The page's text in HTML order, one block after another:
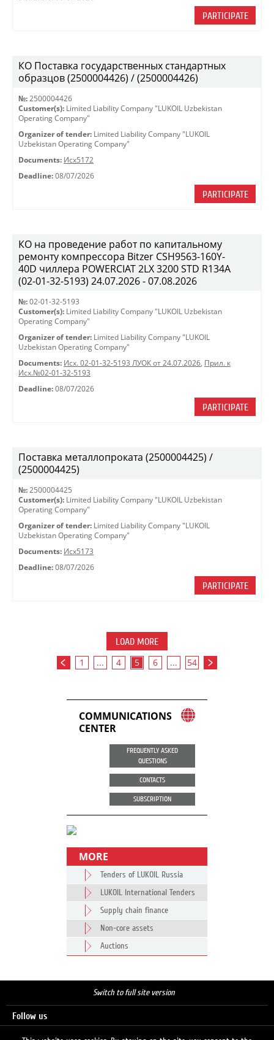
PARTICIPATE
КО Поставка государственных стандартных
образцов (2500004426) / (2500004426)
№: 2500004426
Customer(s): Limited Liability Company "LUKOIL Uzbekistan
Operating Company"
Organizer of tender: Limited Liability Company "LUKOIL
Uzbekistan Operating Company"
Documents: Исх5172
Deadline: 08/07/2026
PARTICIPATE
КО на проведение работ по капитальному
ремонту компрессора Bitzer CSH9563-160Y-
40D чиллера POWERCIAT 2LX 3200 STD R134A
(02-01-32-5193) 24.07.2026 - 07.08.2026
№: 02-01-32-5193
Customer(s): Limited Liability Company "LUKOIL Uzbekistan
Operating Company"
Organizer of tender: Limited Liability Company "LUKOIL
Uzbekistan Operating Company"
Documents: Исх. 02-01-32-5193 ЛУОК от 24.07.2026, Прил. к
Исх.№02-01-32-5193
Deadline: 08/07/2026
PARTICIPATE
Поставка металлопроката (2500004425) /
(2500004425)
№: 2500004425
Customer(s): Limited Liability Company "LUKOIL Uzbekistan
Operating Company"
Organizer of tender: Limited Liability Company "LUKOIL
Uzbekistan Operating Company"
Documents: Исх5173
Deadline: 08/07/2026
PARTICIPATE
LOAD MORE
1 ... 4 5 6 ... 54
COMMUNICATIONS
CENTER
FREQUENTLY ASKED
QUESTIONS
CONTACTS
SUBSCRIPTION
MORE
Tenders of LUKOIL Russia
LUKOIL International Tenders
Supply chain finance
Non-core assets
Auctions
Switch to full site version
Follow us